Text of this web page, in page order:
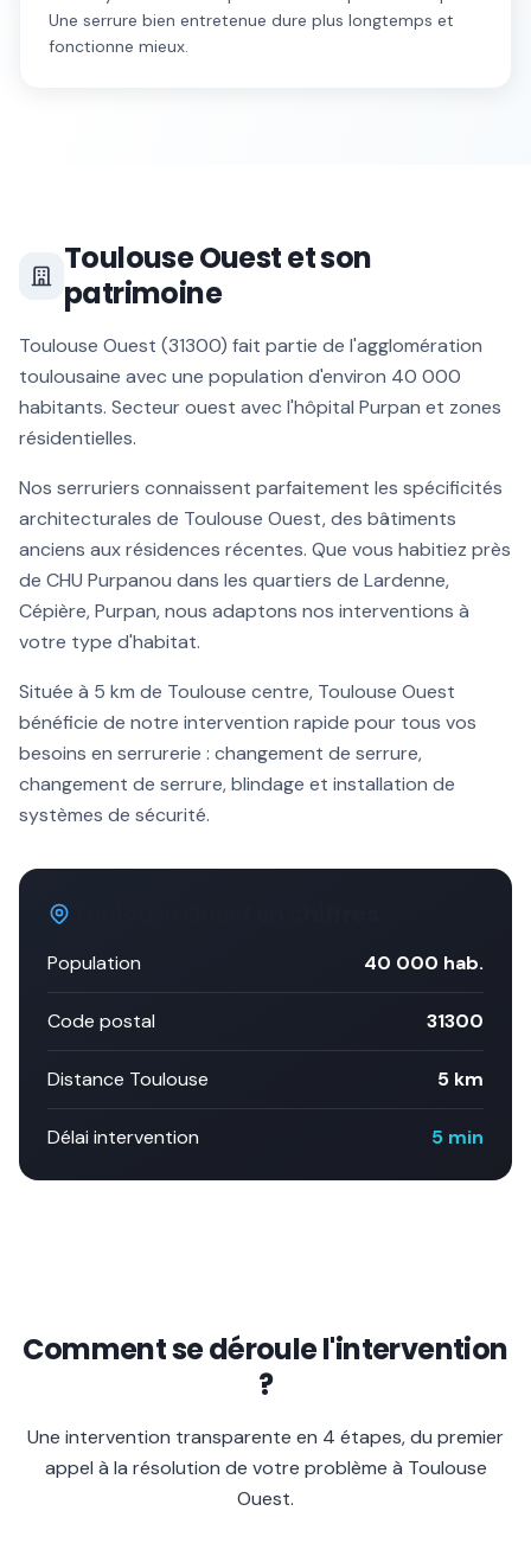
Une serrure bien entretenue dure plus longtemps et
fonctionne mieux.
Toulouse Ouestet son
patrimoine
Toulouse Ouest (31300) fait partie de l'agglomération
toulousaine avec une population d'environ 40 000
habitants. Secteur ouest avec l'hôpital Purpan et zones
résidentielles.
Nos serruriers connaissent parfaitement les spécificités
architecturales de Toulouse Ouest, des bâtiments
anciens aux résidences récentes. Que vous habitiez près
de CHU Purpanou dans les quartiers de Lardenne,
Cépière, Purpan, nous adaptons nos interventions à
votre type d'habitat.
Située à 5 km de Toulouse centre, Toulouse Ouest
bénéficie de notre intervention rapide pour tous vos
besoins en serrurerie : changement de serrure,
changement de serrure, blindage et installation de
systèmes de sécurité.
Population 40 000 hab.
Code postal 31300
Distance Toulouse 5 km
Délai intervention 5 min
Comment se déroule l'intervention
?
Une intervention transparente en 4 étapes, du premier
appel à la résolution de votre problème à Toulouse
Ouest.